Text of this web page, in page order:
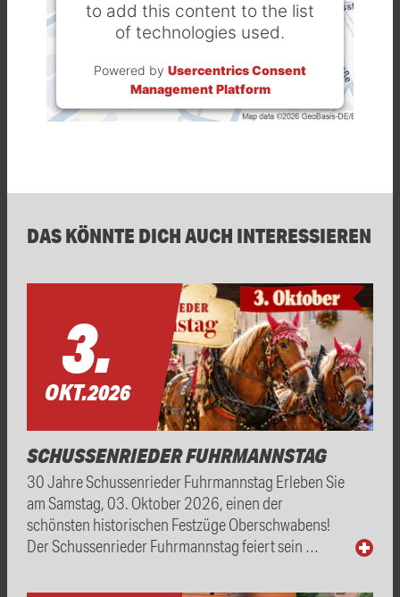
to add this content to the list
of technologies used.
Powered by Usercentrics Consent
Management Platform
DAS KÖNNTE DICH AUCH INTERESSIEREN
3.
OKT.2026
SCHUSSENRIEDER FUHRMANNSTAG
30 Jahre Schussenrieder Fuhrmannstag Erleben Sie
am Samstag, 03. Oktober 2026, einen der
schönsten historischen Festzüge Oberschwabens!
Der Schussenrieder Fuhrmannstag feiert sein …